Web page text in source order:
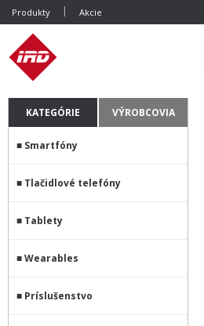
Produkty Akcie
KATEGÓRIE VÝROBCOVIA
Smartfóny
Tlačidlové telefóny
Tablety
Wearables
Príslušenstvo